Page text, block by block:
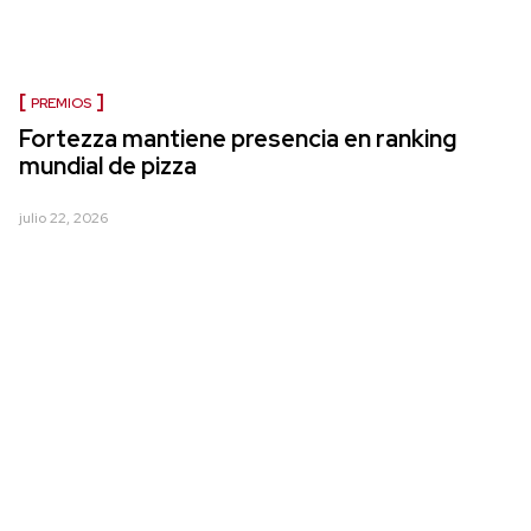
PREMIOS
Fortezza mantiene presencia en ranking
mundial de pizza
julio 22, 2026